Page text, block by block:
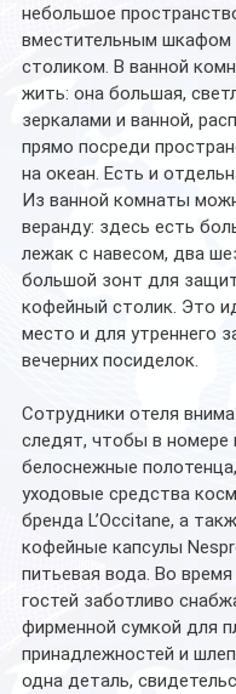
небольшое
вместительным шкафом
столиком. В ванной
жить: она большая,
зеркалами и ванной,
прямо посреди
на океан. Есть и
Из ванной комнаты
веранду: здесь есть
лежак с навесом, два
большой зонт для
кофейный столик. Это
место и для утреннего
вечерних посиделок.
Сотрудники отеля
следят, чтобы в номере
белоснежные
уходовые средства
бренда L’Occitane, а
кофейные капсулы
питьевая вода. Во время
гостей заботливо
фирменной сумкой для
принадлежностей и
одна деталь,